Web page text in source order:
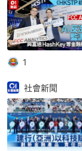
1
社會新聞